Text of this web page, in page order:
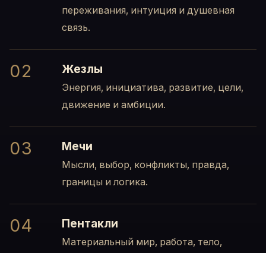
переживания, интуиция и душевная
связь.
02 Жезлы
Энергия, инициатива, развитие, цели,
движение и амбиции.
03 Мечи
Мысли, выбор, конфликты, правда,
границы и логика.
04 Пентакли
Материальный мир, работа, тело,